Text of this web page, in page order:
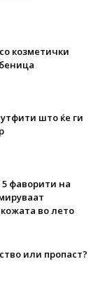
козметички
што ќе ги
5 фаворити на
во лето
или пропаст?